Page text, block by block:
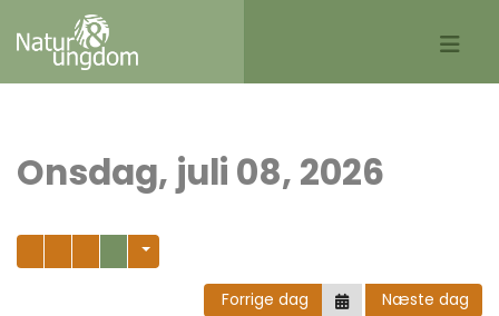
Onsdag, juli 08, 2026
Forrige dag Næste dag